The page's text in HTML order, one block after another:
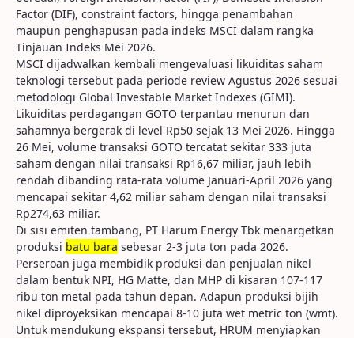
Factor (DIF), constraint factors, hingga penambahan
maupun penghapusan pada indeks MSCI dalam rangka
Tinjauan Indeks Mei 2026.
MSCI dijadwalkan kembali mengevaluasi likuiditas saham
teknologi tersebut pada periode review Agustus 2026 sesuai
metodologi Global Investable Market Indexes (GIMI).
Likuiditas perdagangan GOTO terpantau menurun dan
sahamnya bergerak di level Rp50 sejak 13 Mei 2026. Hingga
26 Mei, volume transaksi GOTO tercatat sekitar 333 juta
saham dengan nilai transaksi Rp16,67 miliar, jauh lebih
rendah dibanding rata-rata volume Januari-April 2026 yang
mencapai sekitar 4,62 miliar saham dengan nilai transaksi
Rp274,63 miliar.
Di sisi emiten tambang, PT Harum Energy Tbk menargetkan
produksi batu bara sebesar 2-3 juta ton pada 2026.
Perseroan juga membidik produksi dan penjualan nikel
dalam bentuk NPI, HG Matte, dan MHP di kisaran 107-117
ribu ton metal pada tahun depan. Adapun produksi bijih
nikel diproyeksikan mencapai 8-10 juta wet metric ton (wmt).
Untuk mendukung ekspansi tersebut, HRUM menyiapkan